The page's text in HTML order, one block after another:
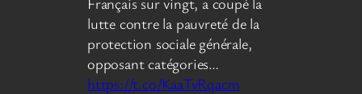
lutte contre la pauvreté de la
protection sociale générale,
opposant catégories…
https://t.co/KaaTvRqacm